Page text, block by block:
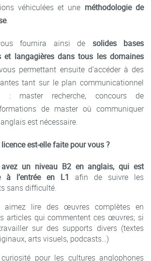
véhiculées et une méthodologie de
.
fournira ainsi de solides bases
et langagières dans tous les domaines
permettant ensuite d’accéder à des
tant sur le plan communicationnel
: master recherche, concours de
formations de master où communiquer
est nécessaire.
est-elle faite pour vous ?
un niveau B2 en anglais, qui est
à l’entrée en L1 afin de suivre les
sans difficulté.
lire des œuvres complètes en
articles qui commentent ces œuvres; si
sur des supports divers (textes
arts visuels, podcasts…)
pour les cultures anglophones